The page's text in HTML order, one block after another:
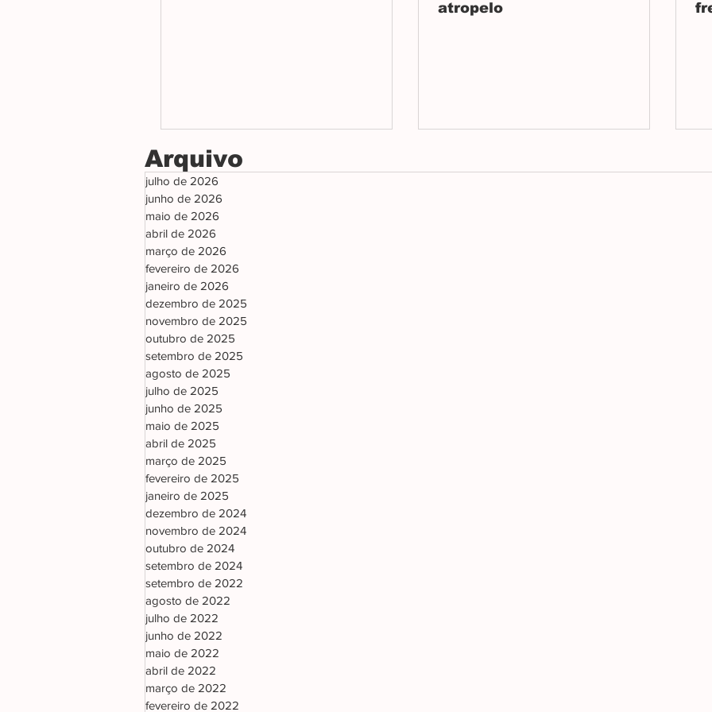
atropelo
Arquivo
julho de 2026
junho de 2026
maio de 2026
abril de 2026
março de 2026
fevereiro de 2026
janeiro de 2026
dezembro de 2025
novembro de 2025
outubro de 2025
setembro de 2025
agosto de 2025
julho de 2025
junho de 2025
maio de 2025
abril de 2025
março de 2025
fevereiro de 2025
janeiro de 2025
dezembro de 2024
novembro de 2024
outubro de 2024
setembro de 2024
setembro de 2022
agosto de 2022
julho de 2022
junho de 2022
maio de 2022
abril de 2022
março de 2022
fevereiro de 2022